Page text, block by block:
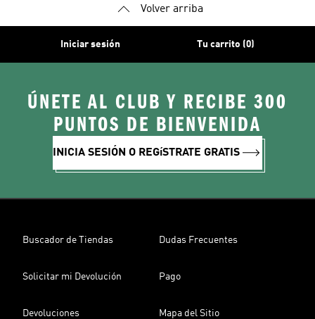
Volver arriba
Iniciar sesión Tu carrito (0)
ÚNETE AL CLUB Y RECIBE 300
PUNTOS DE BIENVENIDA
INICIA SESIÓN O REGíSTRATE GRATIS
Buscador de Tiendas Dudas Frecuentes
Solicitar mi Devolución Pago
Devoluciones Mapa del Sitio